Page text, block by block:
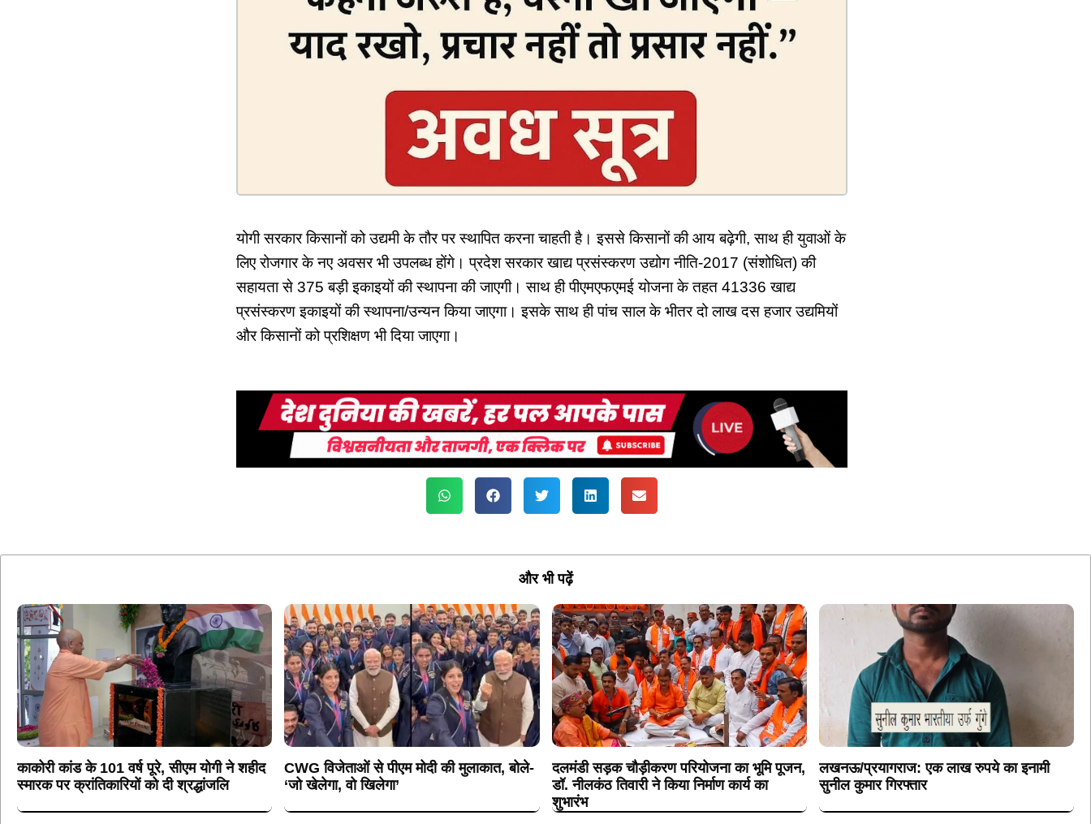
योगी सरकार किसानों को उद्यमी के तौर पर स्थापित करना चाहती है। इससे किसानों की आय बढ़ेगी, साथ ही युवाओं के
लिए रोजगार के नए अवसर भी उपलब्ध होंगे। प्रदेश सरकार खाद्य प्रसंस्करण उद्योग नीति-2017 (संशोधित) की
सहायता से 375 बड़ी इकाइयों की स्थापना की जाएगी। साथ ही पीएमएफएमई योजना के तहत 41336 खाद्य
प्रसंस्करण इकाइयों की स्थापना/उन्यन किया जाएगा। इसके साथ ही पांच साल के भीतर दो लाख दस हजार उद्यमियों
और किसानों को प्रशिक्षण भी दिया जाएगा।
और भी पढ़ें
काकोरी कांड के 101 वर्ष पूरे, सीएम योगी ने शहीद
स्मारक पर क्रांतिकारियों को दी श्रद्धांजलि
CWG विजेताओं से पीएम मोदी की मुलाकात, बोले-
‘जो खेलेगा, वो खिलेगा’
दलमंडी सड़क चौड़ीकरण परियोजना का भूमि पूजन,
डॉ. नीलकंठ तिवारी ने किया निर्माण कार्य का
शुभारंभ
लखनऊ/प्रयागराज: एक लाख रुपये का इनामी
सुनील कुमार गिरफ्तार